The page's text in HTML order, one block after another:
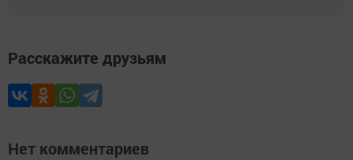
Расскажите друзьям
Нет комментариев